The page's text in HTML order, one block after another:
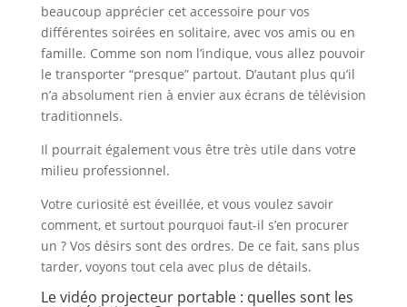
beaucoup apprécier cet accessoire pour vos
différentes soirées en solitaire, avec vos amis ou en
famille. Comme son nom l’indique, vous allez pouvoir
le transporter “presque” partout. D’autant plus qu’il
n’a absolument rien à envier aux écrans de télévision
traditionnels.
Il pourrait également vous être très utile dans votre
milieu professionnel.
Votre curiosité est éveillée, et vous voulez savoir
comment, et surtout pourquoi faut-il s’en procurer
un ? Vos désirs sont des ordres. De ce fait, sans plus
tarder, voyons tout cela avec plus de détails.
Le vidéo projecteur portable : quelles sont les